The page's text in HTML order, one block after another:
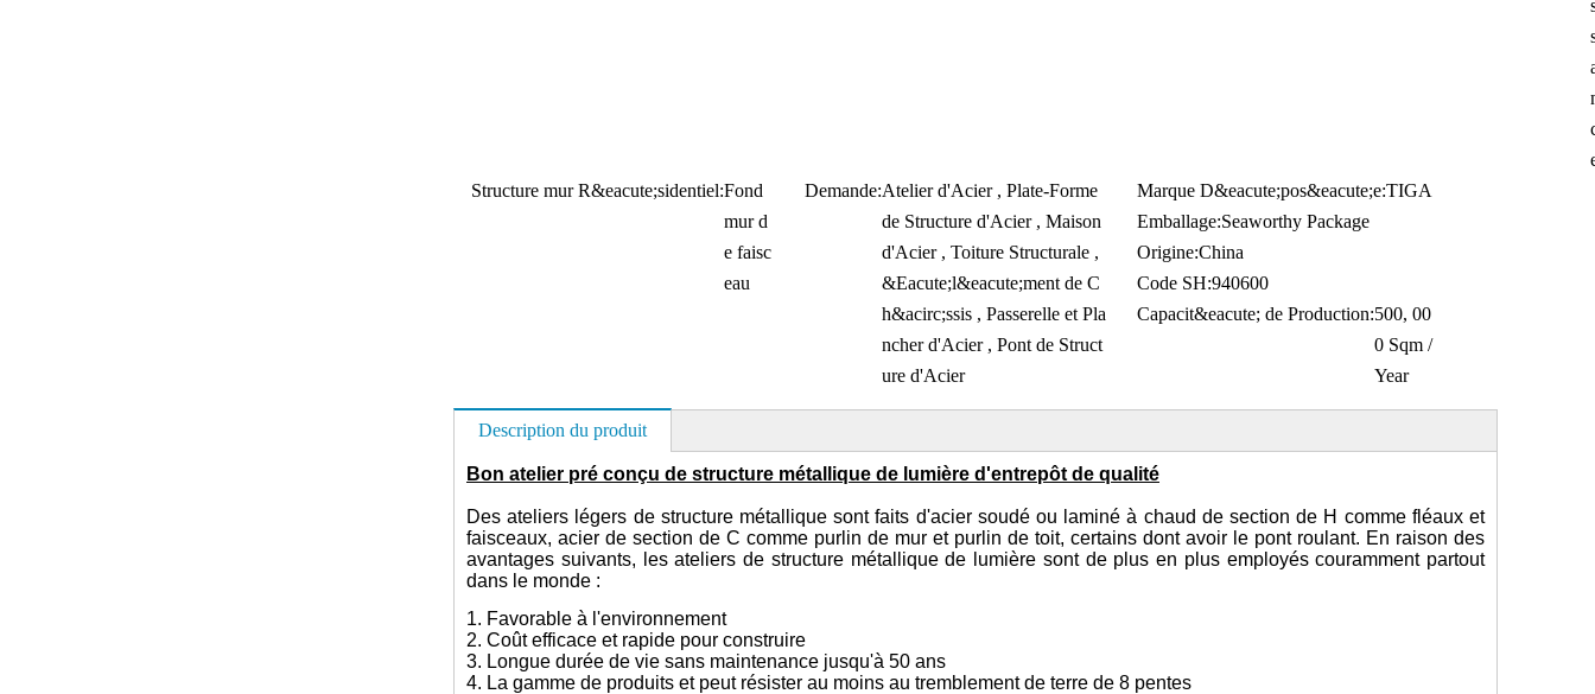
Structure mur R&eacute;sidentiel:Fond
mur d
e faisc
eau
Demande:Atelier d'Acier , Plate-Forme
de Structure d'Acier , Maison
d'Acier , Toiture Structurale ,
&Eacute;l&eacute;ment de C
h&acirc;ssis , Passerelle et Pla
ncher d'Acier , Pont de Struct
ure d'Acier
Marque D&eacute;pos&eacute;e:TIGA
Emballage:Seaworthy Package
Origine:China
Code SH:940600
Capacit&eacute; de Production:500, 00
0 Sqm /
Year
Description du produit
Bon atelier pré conçu de structure métallique de lumière d'entrepôt de qualité
Des ateliers légers de structure métallique sont faits d'acier soudé ou laminé à chaud de section de H comme fléaux et
faisceaux, acier de section de C comme purlin de mur et purlin de toit, certains dont avoir le pont roulant. En raison des
avantages suivants, les ateliers de structure métallique de lumière sont de plus en plus employés couramment partout
dans le monde :
1. Favorable à l'environnement
2. Coût efficace et rapide pour construire
3. Longue durée de vie sans maintenance jusqu'à 50 ans
4. La gamme de produits et peut résister au moins au tremblement de terre de 8 pentes